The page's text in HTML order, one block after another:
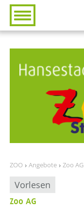
Zur Hauptnavigation
Zum Inhalt
ZOO Angebote Zoo AG
Vorlesen
Zoo AG